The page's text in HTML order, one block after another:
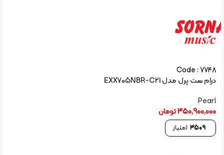
Code : 7748
درام ست پرل مدل EXX705NBR-C21
Pearl
350,900,000تومان
3509 امتیاز